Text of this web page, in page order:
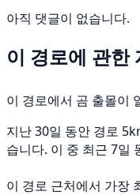
아직 댓글이 없습니다.
이 경로에 관한
이 경로에서 곰 출몰이
지난 30일 동안 경로
습니다. 이 중 최근 7일
이 경로 근처에서 가장